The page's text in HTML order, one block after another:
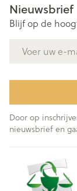
Nieuwsbrief
Blijf op de
Door op
nieuwsbrief en